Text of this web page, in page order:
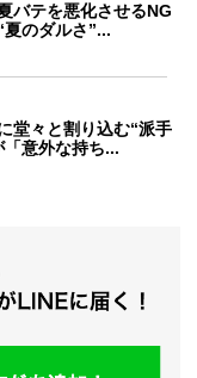
バテを悪化させるNG
のダルさ”...
堂々と割り込む“派手
意外な持ち...